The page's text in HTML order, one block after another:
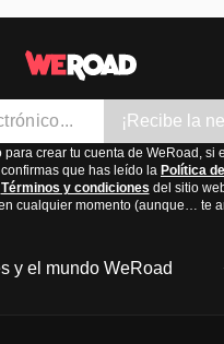
¡Recibe la
para crear tu cuenta de WeRoad, si
que has leído la Política
Términos y condiciones del sitio
cualquier momento (aunque… te
y el mundo WeRoad